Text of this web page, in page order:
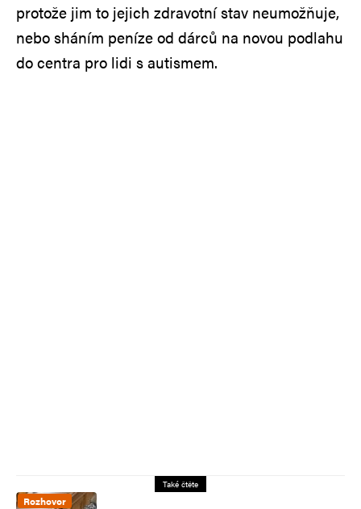
protože jim to jejich zdravotní stav neumožňuje,
nebo sháním peníze od dárců na novou podlahu
do centra pro lidi s autismem.
Také čtěte
Rozhovor